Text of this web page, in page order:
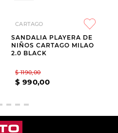
CARTAGO
SANDALIA PLAYERA DE
NIÑOS CARTAGO MILAO
2.0 BLACK
$ 1190,00
$ 990,00